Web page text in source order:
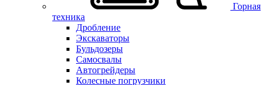
Горная
техника
Дробление
Экскаваторы
Бульдозеры
Самосвалы
Автогрейдеры
Колесные погрузчики